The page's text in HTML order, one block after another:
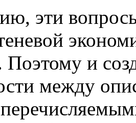
эти
Поэтому и
между